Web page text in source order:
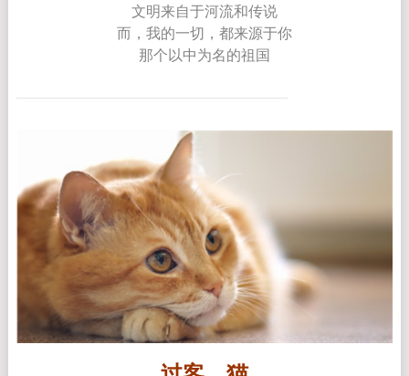
文明来自于河流和传说
而，我的一切，都来源于你
那个以中为名的祖国